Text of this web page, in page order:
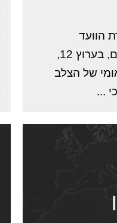
הוועד
הבינלאומי של הצלב האדום, בערוץ 12,
של הצלב